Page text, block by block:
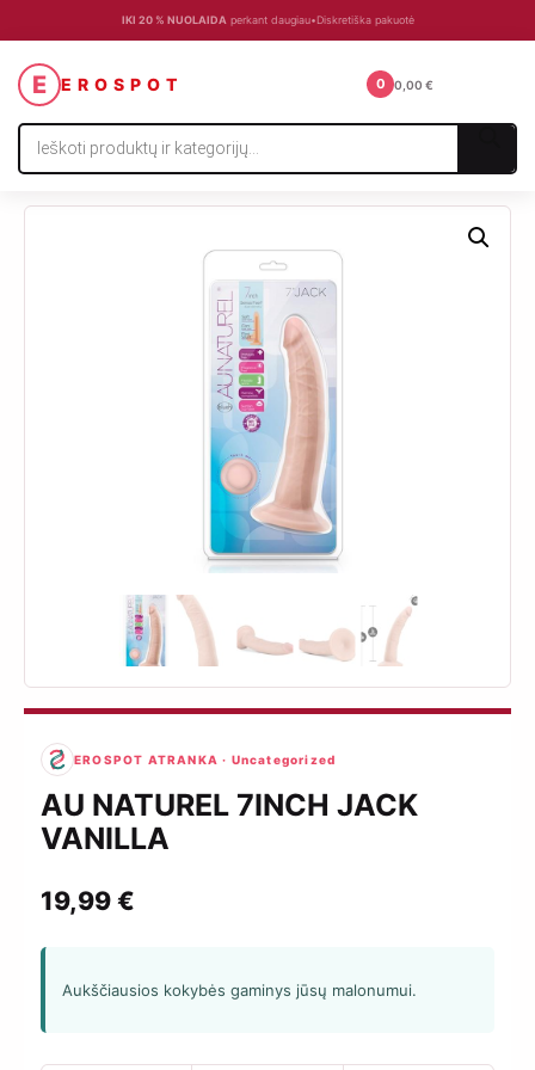
IKI 20 % NUOLAIDA perkant daugiau•Diskretiška pakuotė
E EROSPOT
Products
search
0 0,00 €
EROSPOT ATRANKA · Uncategorized
AU NATUREL 7INCH JACK
VANILLA
19,99€
Aukščiausios kokybės gaminys jūsų malonumui.